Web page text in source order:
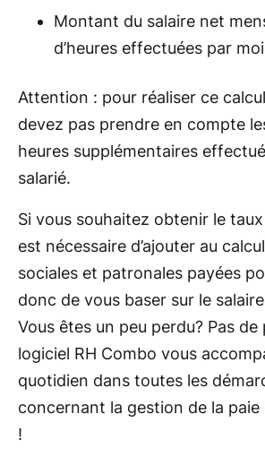
Montant du salaire net
d’heures effectuées par
Attention : pour réaliser ce
devez pas prendre en compte
heures supplémentaires
salarié.
Si vous souhaitez obtenir le
est nécessaire d’ajouter au
sociales et patronales payées
donc de vous baser sur le
Vous êtes un peu perdu? Pas de
logiciel RH Combo vous
quotidien dans toutes les
concernant la gestion de la paie
!